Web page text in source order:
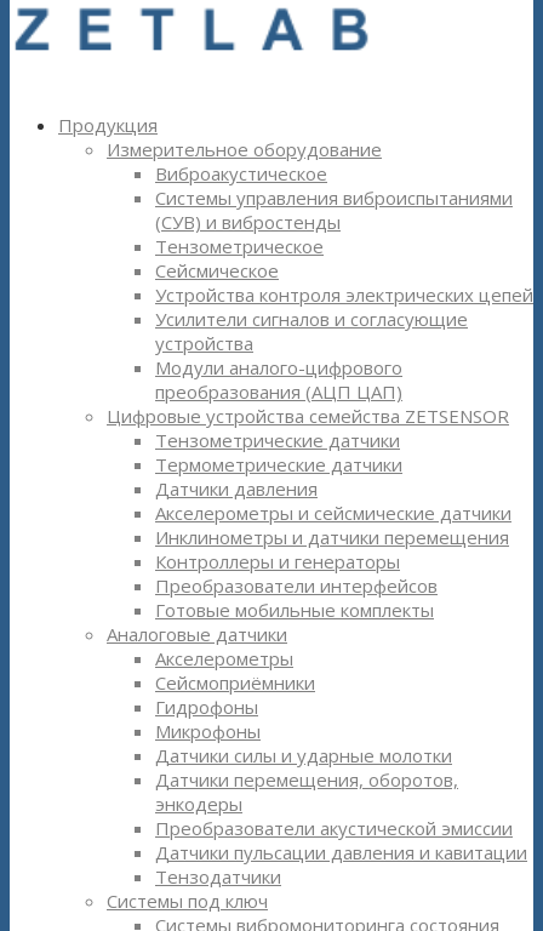
Продукция
Измерительное оборудование
Виброакустическое
Системы управления виброиспытаниями
(СУВ) и вибростенды
Тензометрическое
Сейсмическое
Устройства контроля электрических цепей
Усилители сигналов и согласующие
устройства
Модули аналого-цифрового
преобразования (АЦП ЦАП)
Цифровые устройства семейства ZETSENSOR
Тензометрические датчики
Термометрические датчики
Датчики давления
Акселерометры и сейсмические датчики
Инклинометры и датчики перемещения
Контроллеры и генераторы
Преобразователи интерфейсов
Готовые мобильные комплекты
Аналоговые датчики
Акселерометры
Сейсмоприёмники
Гидрофоны
Микрофоны
Датчики силы и ударные молотки
Датчики перемещения, оборотов,
энкодеры
Преобразователи акустической эмиссии
Датчики пульсации давления и кавитации
Тензодатчики
Системы под ключ
Системы вибромониторинга состояния